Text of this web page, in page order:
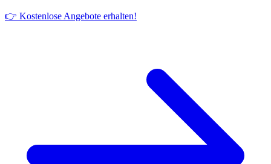
👉 Kostenlose Angebote erhalten!